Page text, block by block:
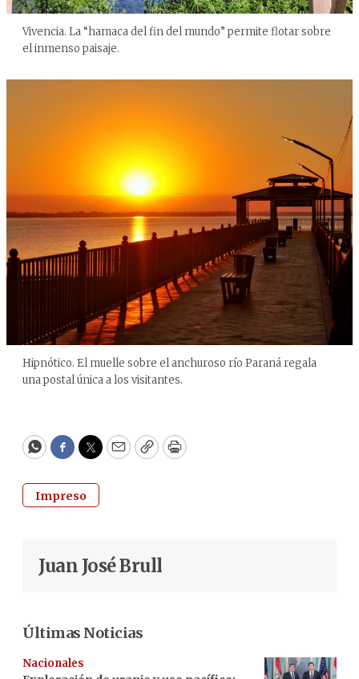
Vivencia. La “hamaca del fin del mundo” permite flotar sobre
el inmenso paisaje.
Hipnótico. El muelle sobre el anchuroso río Paraná regala
una postal única a los visitantes.
WhatsApp
Facebook
Twitter
EmailCopyPrint
Impreso
Juan José Brull
Últimas Noticias
Nacionales